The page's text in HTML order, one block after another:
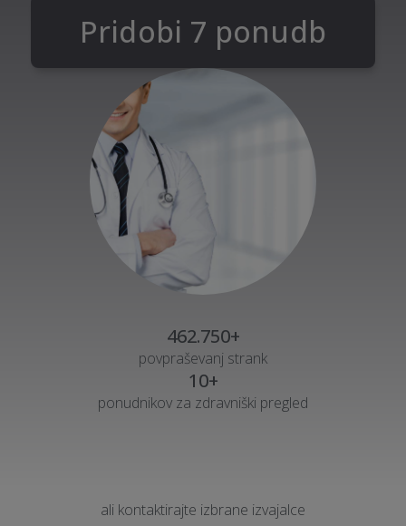
Pridobi 7 ponudb
462.750+
povpraševanj strank
10+
ponudnikov za zdravniški pregled
ali kontaktirajte izbrane izvajalce